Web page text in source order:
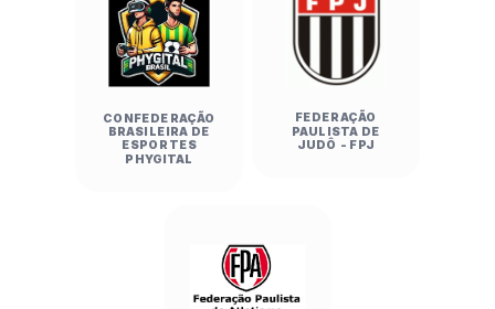
CONFEDERAÇÃO
BRASILEIRA DE
ESPORTES
PHYGITAL
FEDERAÇÃO
PAULISTA DE
JUDÔ - FPJ